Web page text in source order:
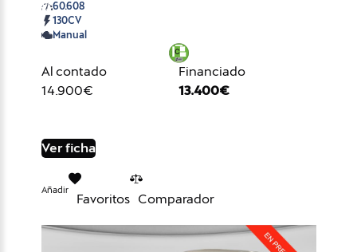
60.608
130CV
Manual
Al contado
14.900€
Financiado
13.400€
Ver ficha
Añadir
Favoritos Comparador